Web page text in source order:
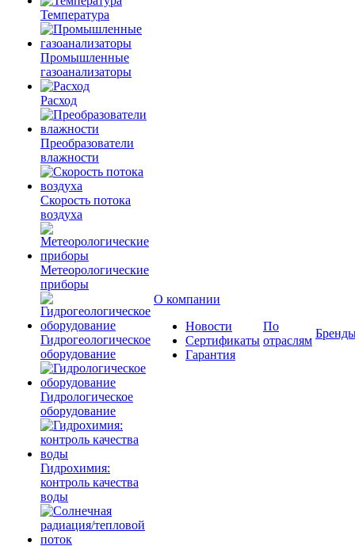
Температура
Промышленные
газоанализаторы
Расход
Преобразователи
влажности
Скорость потока
воздуха
Метеорологические
приборы
Гидрогеологическое
оборудование
Гидрологическое
оборудование
Гидрохимия:
контроль качества
воды
О компании
Новости
Сертификаты
Гарантия
По
отраслям